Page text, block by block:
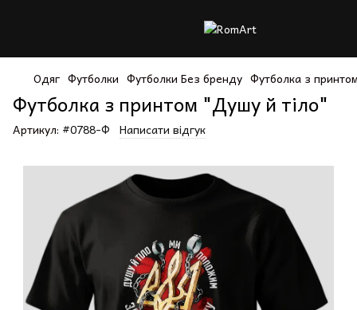
Одяг Футболки Футболки Без бренду Футболка з
Футболка з принтом "Душу й тіло"
Артикул: #0788-Ф Написати відгук